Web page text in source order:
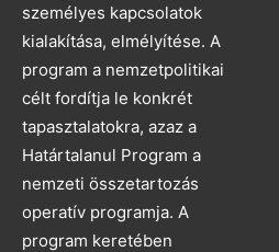
személyes kapcsolatok
kialakítása, elmélyítése. A
program a nemzetpolitikai
célt fordítja le konkrét
tapasztalatokra, azaz a
Határtalanul Program a
nemzeti összetartozás
operatív programja. A
program keretében